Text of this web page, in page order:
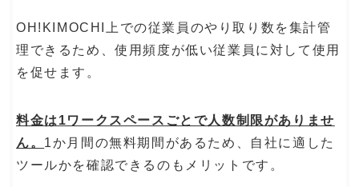
OH!KIMOCHI上での従業員のやり取り数を集計管
理できるため、使用頻度が低い従業員に対して使用
を促せます。
料金は1ワークスペースごとで人数制限がありませ
ん。 1か月間の無料期間があるため、自社に適した
ツールかを確認できるのもメリットです。